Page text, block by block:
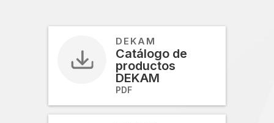
DEKAM
Catálogo de
productos
DEKAM
PDF